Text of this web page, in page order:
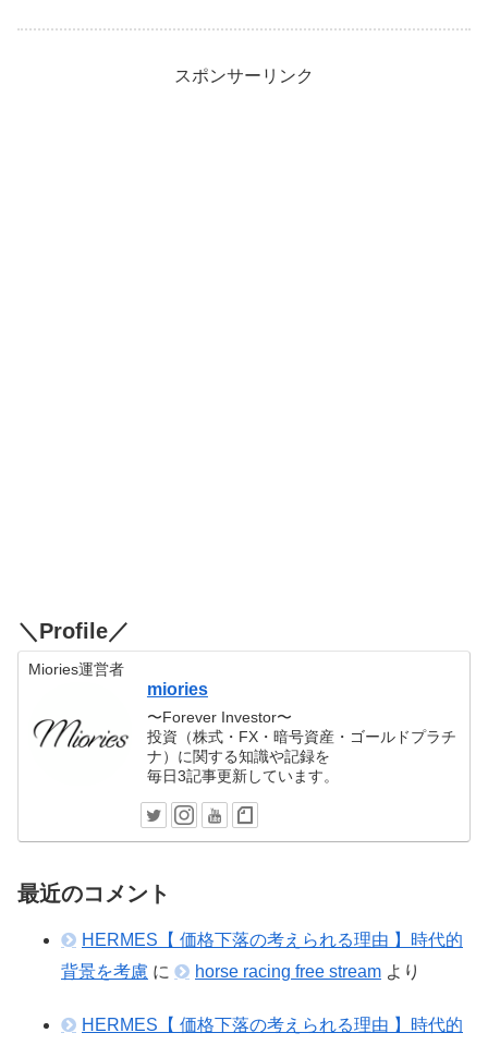
スポンサーリンク
＼Profile／
Miories運営者
miories
〜Forever Investor〜
投資（株式・FX・暗号資産・ゴールドプラチ
ナ）に関する知識や記録を
毎日3記事更新しています。
最近のコメント
HERMES【 価格下落の考えられる理由 】時代的
背景を考慮 に horse racing free stream より
HERMES【 価格下落の考えられる理由 】時代的